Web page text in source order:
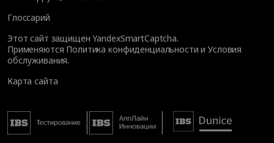
Глоссарий
Этот сайт защищен YandexSmartCaptcha.
Применяются Политика конфиденциальности иУсловия
обслуживания.
Карта сайта